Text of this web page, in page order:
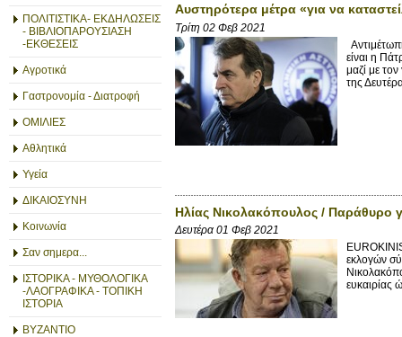
ΠΟΛΙΤΙΣΤΙΚΑ- ΕΚΔΗΛΩΣΕΙΣ
- ΒΙΒΛΙΟΠΑΡΟΥΣΙΑΣΗ
-ΕΚΘΕΣΕΙΣ
Αγροτικά
Γαστρονομία - Διατροφή
ΟΜΙΛΙΕΣ
Αθλητικά
Υγεία
ΔΙΚΑΙΟΣΥΝΗ
Κοινωνία
Σαν σημερα...
ΙΣΤΟΡΙΚΑ - ΜΥΘΟΛΟΓΙΚΑ
-ΛΑΟΓΡΑΦΙΚΑ - ΤΟΠΙΚΗ
ΙΣΤΟΡΙΑ
ΒΥΖΑΝΤΙΟ
Αυστηρότερα μέτρα «για να
Τρίτη 02 Φεβ 2021
είναι η
μαζί με
της
Ηλίας Νικολακόπουλος / Παράθυρο
Δευτέρα 01 Φεβ 2021
εκλογών
ευκαιρίας